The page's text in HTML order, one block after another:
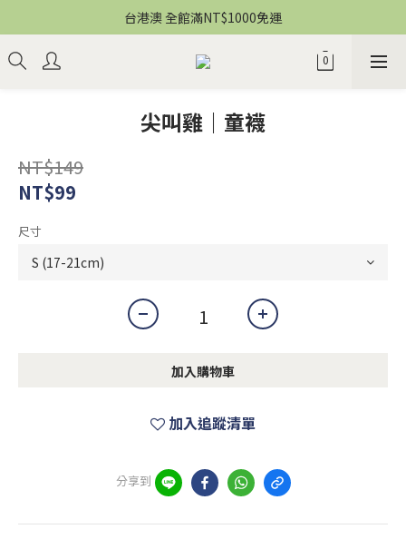
台港澳 全館滿NT$1000免運
尖叫雞｜童襪
NT$149
NT$99
尺寸
加入購物車
加入追蹤清單
分享到